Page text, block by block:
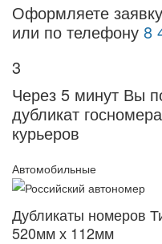
Оформляете
или по телефону 8
3
Через 5 минут Вы
дубликат
курьеров
Автомобильные
Дубликаты номеров
520мм х 112мм